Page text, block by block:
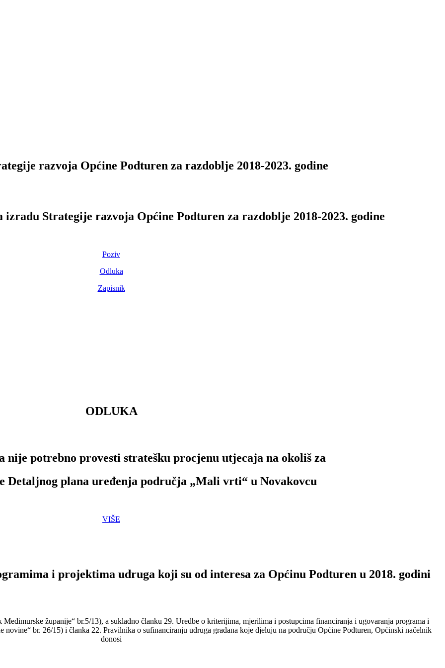
razvoja Općine Podturen za razdoblje 2018-2023. godine
Strategije razvoja Općine Podturen za razdoblje 2018-2023. godine
Poziv
Odluka
Zapisnik
ODLUKA
nije potrebno provesti stratešku procjenu utjecaja na okoliš za
Detaljnog plana uređenja područja „Mali vrti“ u Novakovcu
VIŠE
i projektima udruga koji su od interesa za Općinu Podturen u 2018. godini
županije“ br.5/13), a sukladno članku 29. Uredbe o kriterijima, mjerilima i postupcima financiranja i ugovaranja programa i
novine“ br. 26/15) i članka 22. Pravilnika o sufinanciranju udruga građana koje djeluju na području Općine Podturen, Općinski načelnik
donosi